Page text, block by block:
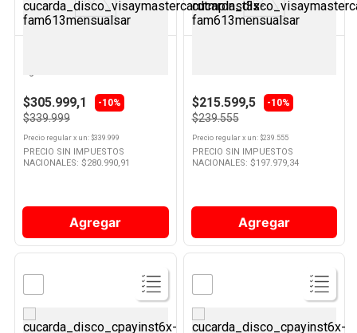
$305.999,1 -10%
$339.999
Precio regular x un: $339.999
PRECIO SIN IMPUESTOS
NACIONALES: $280.990,91
Agregar
$215.599,5 -10%
$239.555
Precio regularx un: $239.555
PRECIO SIN IMPUESTOS
NACIONALES: $197.979,34
Agregar